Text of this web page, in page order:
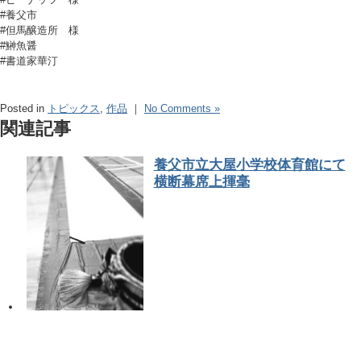
#養父市
#但馬醸造所 様
#鰰魚醤
#書道家華汀
Posted in トピックス, 作品 ｜ No Comments »
関連記事
養父市立大屋小学校体育館にて
横断幕席上揮毫